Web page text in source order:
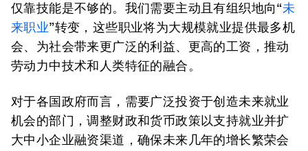
仅靠技能是不够的。我们需要主动且有组织地向“未
来职业”转变，这些职业将为大规模就业提供最多机
会、为社会带来更广泛的利益、更高的工资，推动
劳动力中技术和人类特征的融合。
对于各国政府而言，需要广泛投资于创造未来就业
机会的部门，调整财政和货币政策以支持就业并扩
大中小企业融资渠道，确保未来几年的增长繁荣会